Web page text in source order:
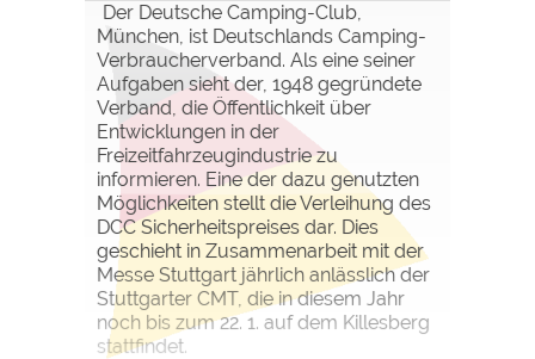
Der Deutsche Camping-Club,
München, ist Deutschlands Camping-
Verbraucherverband. Als eine seiner
Aufgaben sieht der, 1948 gegründete
Verband, die Öffentlichkeit über
Entwicklungen in der
Freizeitfahrzeugindustrie zu
informieren. Eine der dazu genutzten
Möglichkeiten stellt die Verleihung des
DCC Sicherheitspreises dar. Dies
geschieht in Zusammenarbeit mit der
Messe Stuttgart jährlich anlässlich der
Stuttgarter CMT, die in diesem Jahr
noch bis zum 22. 1. auf dem Killesberg
stattfindet.